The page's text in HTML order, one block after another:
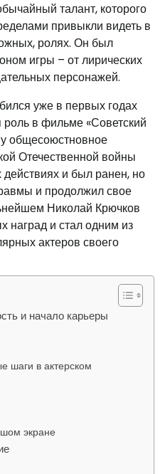
талант, которого
привыкли видеть в
ролях. Он был
игры – от лирических
персонажей.
уже в первых годах
роль в фильме «Советский
общесоюстновное
Отечественной войны
и был ранен, но
и продолжил свое
Николай Крючков
наград и стал одним из
актеров своего
и начало карьеры
шаги в актерском
экране